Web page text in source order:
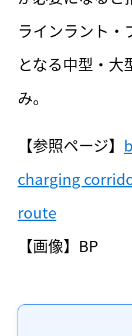
ラインラント・
となる中型・
み。
【参照ページ】
charging
route
【画像】BP